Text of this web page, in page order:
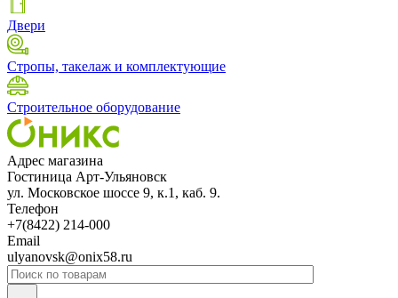
Двери
Стропы, такелаж и комплектующие
Строительное оборудование
Адрес магазина
Гостиница Арт-Ульяновск
ул. Московское шоссе 9, к.1, каб. 9.
Телефон
+7(8422) 214-000
Email
ulyanovsk@onix58.ru